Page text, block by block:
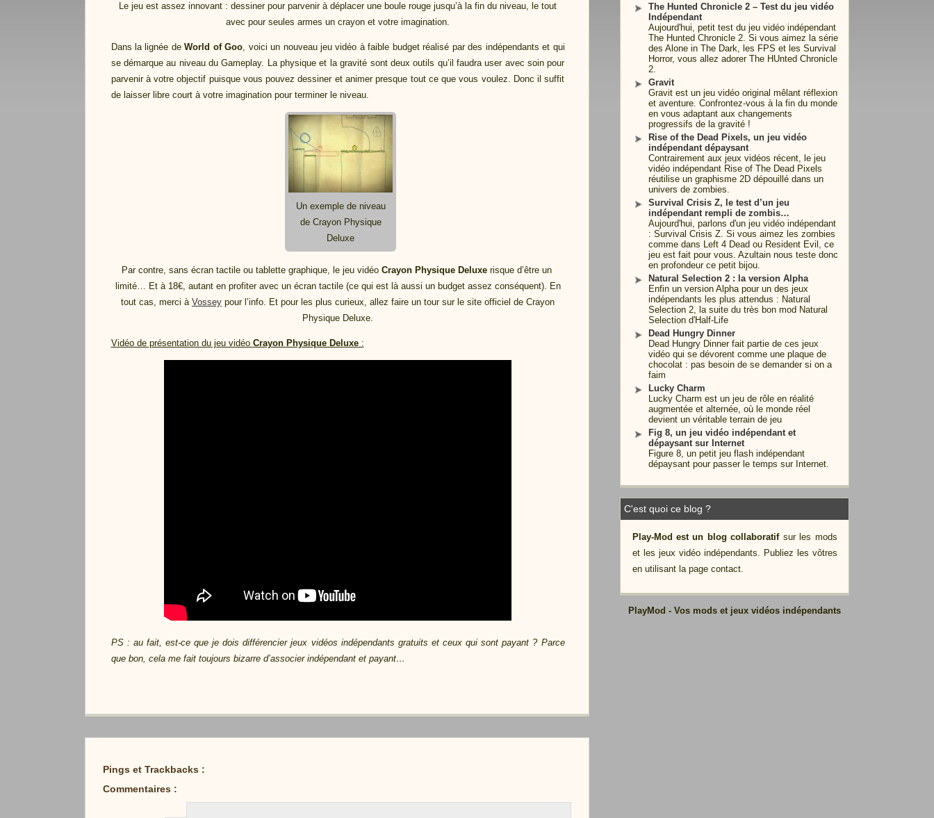
Le jeu est assez innovant : dessiner pour parvenir à déplacer une boule rouge jusqu’à la fin du niveau, le tout
avec pour seules armes un crayon et votre imagination.
Dans la lignée deWorld of Goo, voici un nouveau jeu vidéo à faible budget réalisé par des indépendants et qui
se démarque au niveau du Gameplay. La physique et la gravité sont deux outils qu’il faudra user avec soin pour
parvenir à votre objectif puisque vous pouvez dessiner et animer presque tout ce que vous voulez. Donc il suffit
de laisser libre court à votre imagination pour terminer le niveau.
Un exemple de niveau
de Crayon Physique
Deluxe
Par contre, sans écran tactile ou tablette graphique, le jeu vidéo Crayon Physique Deluxerisque d’être un
limité… Et à 18€, autant en profiter avec un écran tactile (ce qui est là aussi un budget assez conséquent). En
tout cas, merci à Vossey pour l’info. Et pour les plus curieux, allez faire un tour sur le site officiel de Crayon
Physique Deluxe.
Vidéo de présentation du jeu vidéo Crayon Physique Deluxe:
PS : au fait, est-ce que je dois différencier jeux vidéos indépendants gratuits et ceux qui sont payant ? Parce
que bon, cela me fait toujours bizarre d’associer indépendant et payant…
Pings et Trackbacks :
Commentaires :
The Hunted Chronicle 2 – Test du jeu vidéo
Indépendant
Aujourd'hui, petit test du jeu vidéo indépendant
The Hunted Chronicle 2. Si vous aimez la série
des Alone in The Dark, les FPS et les Survival
Horror, vous allez adorer The HUnted Chronicle
2.
Gravit
Gravit est un jeu vidéo original mêlant réflexion
et aventure. Confrontez-vous à la fin du monde
en vous adaptant aux changements
progressifs de la gravité !
Rise of the Dead Pixels, un jeu vidéo
indépendant dépaysant
Contrairement aux jeux vidéos récent, le jeu
vidéo indépendant Rise of The Dead Pixels
réutilise un graphisme 2D dépouillé dans un
univers de zombies.
Survival Crisis Z, le test d’un jeu
indépendant rempli de zombis…
Aujourd'hui, parlons d'un jeu vidéo indépendant
: Survival Crisis Z. Si vous aimez les zombies
comme dans Left 4 Dead ou Resident Evil, ce
jeu est fait pour vous. Azultain nous teste donc
en profondeur ce petit bijou.
Natural Selection 2 : la version Alpha
Enfin un version Alpha pour un des jeux
indépendants les plus attendus : Natural
Selection 2, la suite du très bon mod Natural
Selection d'Half-Life
Dead Hungry Dinner
Dead Hungry Dinner fait partie de ces jeux
vidéo qui se dévorent comme une plaque de
chocolat : pas besoin de se demander si on a
faim
Lucky Charm
Lucky Charm est un jeu de rôle en réalité
augmentée et alternée, où le monde réel
devient un véritable terrain de jeu
Fig 8, un jeu vidéo indépendant et
dépaysant sur Internet
Figure 8, un petit jeu flash indépendant
dépaysant pour passer le temps sur Internet.
C'est quoi ce blog ?
Play-Mod est un blog collaboratifsur les mods
et les jeux vidéo indépendants. Publiez les vôtres
en utilisant la page contact.
PlayMod - Vos mods et jeux vidéos indépendants